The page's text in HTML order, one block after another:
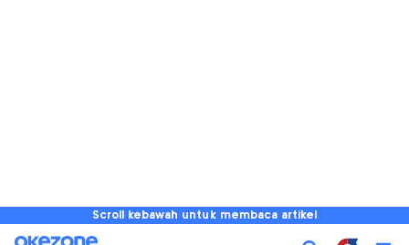
Scroll kebawah untuk membaca artikel